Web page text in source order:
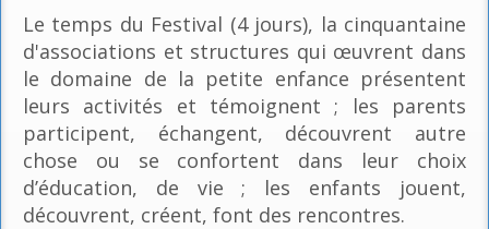
Le temps du Festival (4 jours), la cinquantaine
d'associations et structures qui œuvrent dans
le domaine de la petite enfance présentent
leurs activités et témoignent ; les parents
participent, échangent, découvrent autre
chose ou se confortent dans leur choix
d’éducation, de vie ; les enfants jouent,
découvrent, créent, font des rencontres.